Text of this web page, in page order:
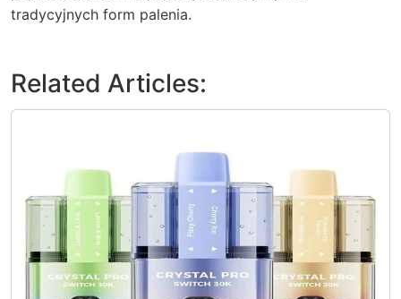
tradycyjnych form palenia.
Related Articles: